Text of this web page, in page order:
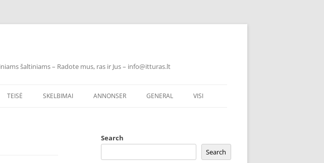
šaltiniams – Radote mus, ras ir Jus – info@itturas.lt
TEISĖ SKELBIMAI ANNONSER GENERAL VISI
Search
Search